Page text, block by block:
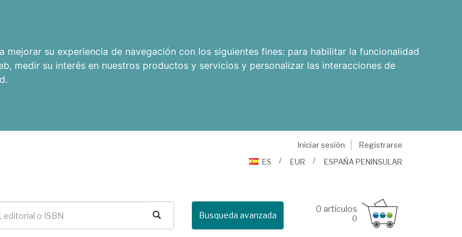
su experiencia de navegación con los siguientes fines: para habilitar la funcionalidad
, medir su interés en nuestros productos y servicios y personalizar las interacciones de
.
Iniciar sesión
Registrarse
ES
EUR ESPAÑA PENINSULAR
Busqueda avanzada
0 artículos
0